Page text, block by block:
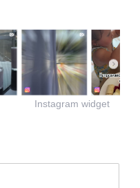
Instagram widget